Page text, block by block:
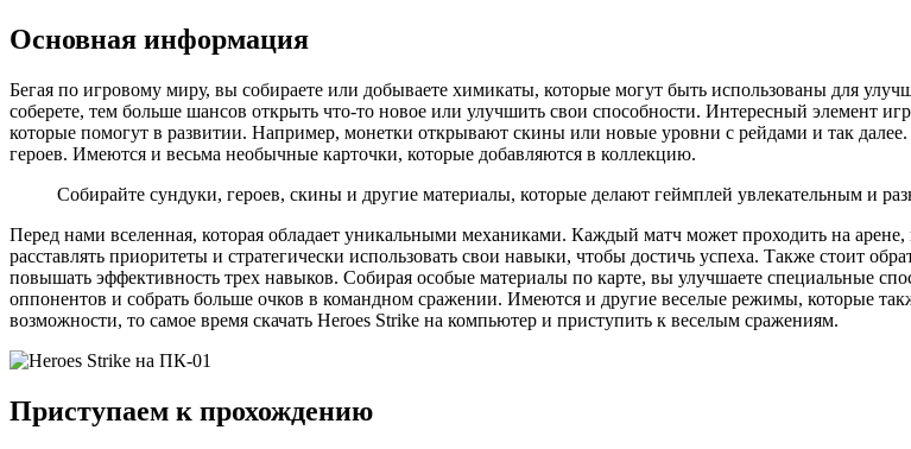
Основная информация
Бегая по игровому миру, вы собираете или добываете химикаты, которые могут быть использованы для
соберете, тем больше шансов открыть что-то новое или улучшить свои способности. Интересный элемент
которые помогут в развитии. Например, монетки открывают скины или новые уровни с рейдами и так
героев. Имеются и весьма необычные карточки, которые добавляются в коллекцию.
Собирайте сундуки, героев, скины и другие материалы, которые делают геймплей увлекательным и
Перед нами вселенная, которая обладает уникальными механиками. Каждый матч может проходить на
расставлять приоритеты и стратегически использовать свои навыки, чтобы достичь успеха. Также стоит
повышать эффективность трех навыков. Собирая особые материалы по карте, вы улучшаете специальные
оппонентов и собрать больше очков в командном сражении. Имеются и другие веселые режимы, которые
возможности, то самое время скачать Heroes Strike на компьютер и приступить к веселым сражениям.
Приступаем к прохождению